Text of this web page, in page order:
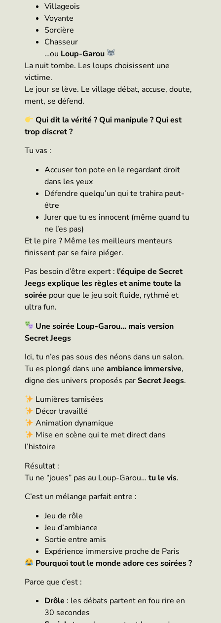
Villageois
Voyante
Sorcière
Chasseur
…ou Loup-Garou
La nuit tombe. Les loups choisissent une
victime.
Le jour se lève. Le village débat, accuse, doute,
ment, se défend.
Qui dit la vérité ? Qui manipule ? Qui est
trop discret ?
Tu vas :
Accuser ton pote en le regardant droit
dans les yeux
Défendre quelqu’un qui te trahira peut-
être
Jurer que tu es innocent (même quand tu
ne l’es pas)
Et le pire ? Même les meilleurs menteurs
finissent par se faire piéger.
Pas besoin d’être expert : l’équipe de Secret
Jeegs explique les règles et anime toute la
soirée pour que le jeu soit fluide, rythmé et
ultra fun.
Une soirée Loup-Garou… mais version
Secret Jeegs
Ici, tu n’es pas sous des néons dans un salon.
Tu es plongé dans une ambiance immersive,
digne des univers proposés parSecret Jeegs.
Lumières tamisées
Décor travaillé
Animation dynamique
Mise en scène qui te met direct dans
l’histoire
Résultat :
Tu ne “joues” pas au Loup-Garou… tu le vis.
C’est un mélange parfait entre :
Jeu de rôle
Jeu d’ambiance
Sortie entre amis
Expérience immersive proche de Paris
Pourquoi tout le monde adore ces soirées ?
Parce que c’est :
Drôle : les débats partent en fou rire en
30 secondes